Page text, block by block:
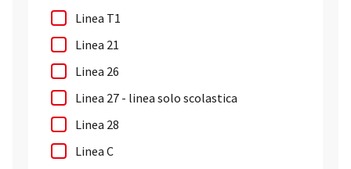
Linea T1
Linea 21
Linea 26
Linea 27 - linea solo scolastica
Linea 28
Linea C